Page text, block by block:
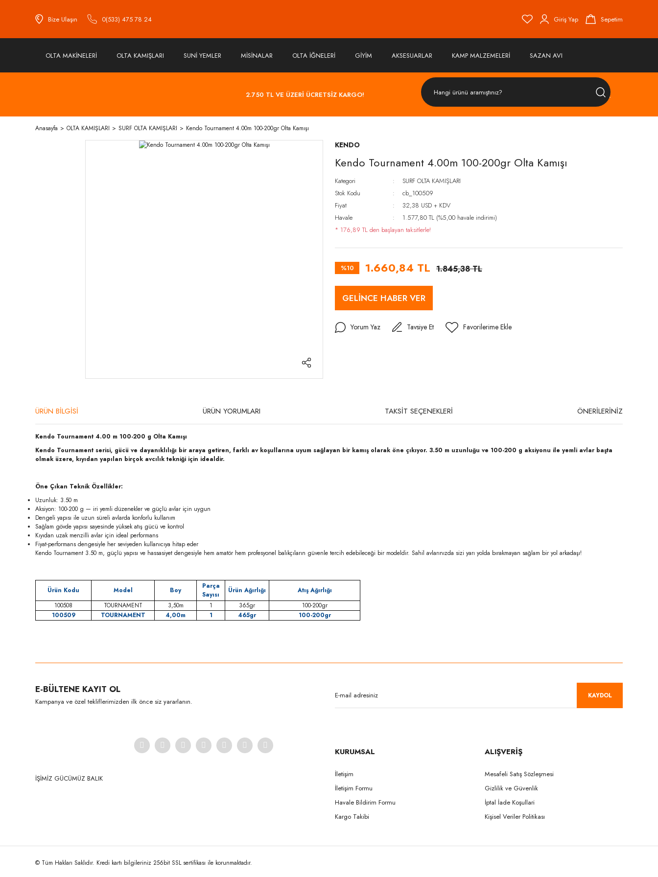
Bize Ulaşın 0(533) 475 78 24 Giriş Yap Sepetim
OLTA MAKİNELERİ OLTA KAMIŞLARI SUNİ YEMLER MİSİNALAR OLTA İĞNELERİ GİYİM AKSESUARLAR KAMP MALZEMELERİ SAZAN AVI
2.750 TL VE ÜZERİ ÜCRETSİZ KARGO!
ÜRÜN
Anasayfa OLTA KAMIŞLARI SURF OLTA KAMIŞLARI Kendo Tournament 4.00m 100-200gr Olta Kamışı
KENDO
Kendo Tournament 4.00m 100-200gr Olta Kamışı
Kategori
SURF OLTA KAMIŞLARI
Stok Kodu
cb_100509
Fiyat
32,38 USD + KDV
Havale
1.577,80 TL (%5,00 havale indirimi)
* 176,89 TL den başlayan taksitlerle!
%10 1.660,84 TL 1.845,38 TL
GELİNCE HABER VER
Yorum Yaz Tavsiye Et
ÜRÜN BİLGİSİ ÜRÜN YORUMLARI TAKSİT SEÇENEKLERİ ÖNERİLERİNİZ
Kendo Tournament 4.00 m 100-200 g Olta Kamışı
Kendo Tournament serisi, gücü ve dayanıklılığı bir araya getiren, farklı av koşullarına uyum sağlayan bir kamış olarak öne çıkıyor. 3.50 m uzunluğu ve 100-200 g aksiyonu ile yemli avlar başta
olmak üzere, kıyıdan yapılan birçok avcılık tekniği için idealdir.
Öne Çıkan Teknik Özellikler:
Uzunluk: 3.50 m
Aksiyon: 100-200 g — iri yemli düzenekler ve güçlü avlar için uygun
Dengeli yapısı ile uzun süreli avlarda konforlu kullanım
Sağlam gövde yapısı sayesinde yüksek atış gücü ve kontrol
Kıyıdan uzak menzilli avlar için ideal performans
Fiyat-performans dengesiyle her seviyeden kullanıcıya hitap eder
Kendo Tournament 3.50 m, güçlü yapısı ve hassasiyet dengesiyle hem amatör hem profesyonel balıkçıların güvenle tercih edebileceği bir modeldir. Sahil avlarınızda sizi yarı yolda bırakmayan sağlam bir yol arkadaşı!
Ürün Kodu Model Boy
Parça
Sayısı
Ürün Ağırlığı
Atış Ağırlığı
100508
TOURNAMENT 3,50m 1 365gr
100-200gr
100509
TOURNAMENT 4,00m 1 465gr 100-200gr
Ürün açıklamasında eksik bilgiler bulunuyor.
Ürün bilgilerinde hatalar bulunuyor.
E-BÜLTENE KAYIT OL
Kampanya ve özel tekliflerimizden ilk önce siz yararlanın.
KAYDOL
İŞİMİZ GÜCÜMÜZ BALIK
KURUMSAL
İletişim
İletişim Formu
Havale Bildirim Formu
Kargo Takibi
ALIŞVERİŞ
Mesafeli Satış Sözleşmesi
Gizlilik ve Güvenlik
İptal İade Koşullari
Kişisel Veriler Politikası
© Tüm Hakları Saklıdır. Kredi kartı bilgileriniz 256bit SSL sertifikası ile korunmaktadır.